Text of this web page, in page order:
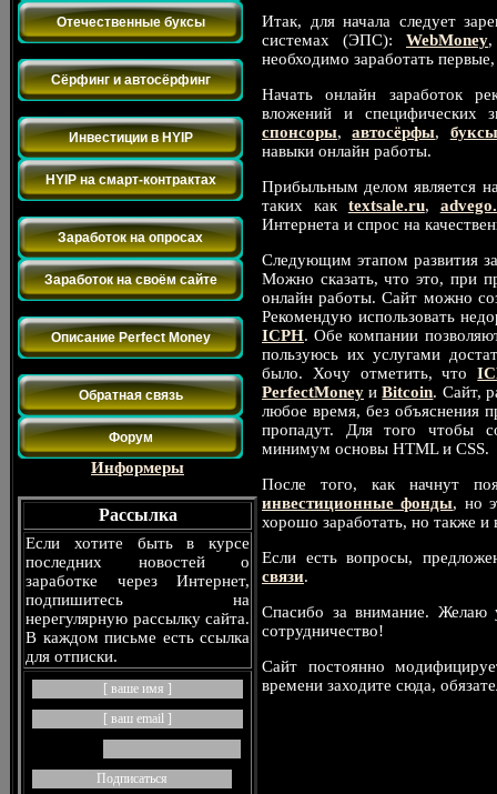
Отечественные буксы
Сёрфинг и автосёрфинг
Инвестиции в HYIP
HYIP на смарт-контрактах
Заработок на опросах
Заработок на своём сайте
Описание Perfect Money
Обратная связь
Форум
Информеры
Рассылка
Если хотите быть в курсе
последних новостей о
заработке через Интернет,
подпишитесь на
нерегулярную рассылку сайта.
В каждом письме есть ссылка
для отписки.
Итак, для начала следует
системах (ЭПС): WebMoney
необходимо заработать
Начать онлайн заработок
вложений и специфических
спонсоры,автосёрфы, буксы
навыки онлайн работы.
Прибыльным делом является
таких как textsale.ru,
Интернета и спрос на
Следующим этапом развития
Можно сказать, что это, при
онлайн работы. Сайт можно
Рекомендую использовать
ICPH. Обе компании
пользуюсь их услугами
было. Хочу отметить, что
PerfectMoney иBitcoin. Сайт,
любое время, без объяснения
пропадут. Для того чтобы
минимум основы HTML и CSS.
После того, как начнут
инвестиционные фонды, но
хорошо заработать, но также и
Если есть вопросы,
связи.
Спасибо за внимание. Желаю
сотрудничество!
Сайт постоянно
времени заходите сюда,